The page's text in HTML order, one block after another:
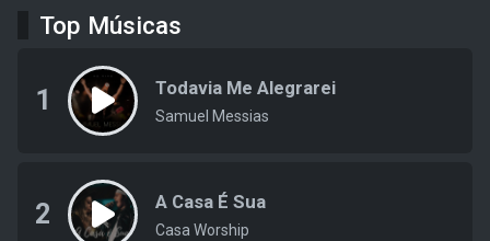
Top Músicas
1 Todavia Me Alegrarei
Samuel Messias
2 A Casa É Sua
Casa Worship